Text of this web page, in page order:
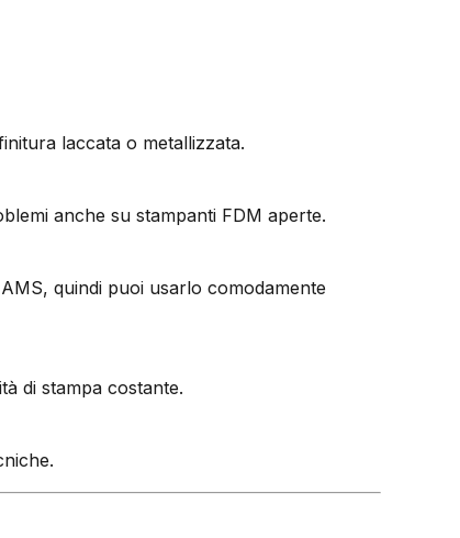
laccata o metallizzata.
anche su stampanti FDM aperte.
quindi puoi usarlo comodamente
di stampa costante.